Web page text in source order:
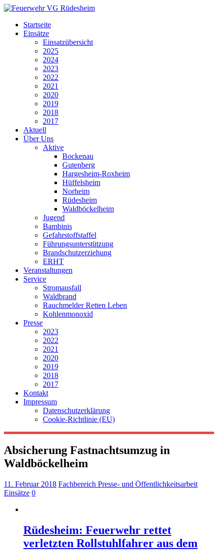
Startseite
Einsätze
Einsatzübersicht
2025
2024
2023
2022
2021
2020
2019
2018
2017
Aktuell
Über Uns
Aktive
Bockenau
Gutenberg
Hargesheim-Roxheim
Hüffelsheim
Norheim
Rüdesheim
Waldböckelheim
Jugend
Bambinis
Gefahrstoffstaffel
Führungsunterstützung
Brandschutzerziehung
ERHT
Veranstaltungen
Service
Stromausfall
Waldbrand
Rauchmelder Retten Leben
Kohlenmonoxid
Presse
2023
2022
2021
2020
2019
2018
2017
Kontakt
Impressum
Datenschutzerklärung
Cookie-Richtlinie (EU)
Absicherung Fastnachtsumzug in
Waldböckelheim
11. Februar 2018 Fachbereich Presse- und Öffentlichkeitsarbeit
Einsätze 0
Rüdesheim: Feuerwehr rettet
verletzten Rollstuhlfahrer aus dem